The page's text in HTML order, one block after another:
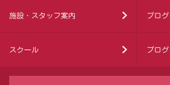
施設・スタッフ案内 プログ
スクール ブログ